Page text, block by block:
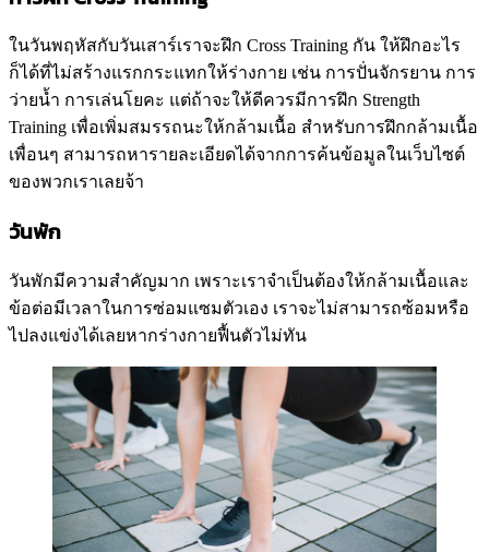
ในวันพฤหัสกับวันเสาร์เราจะฝึก Cross Training กัน ให้ฝึกอะไร
ก็ได้ที่ไม่สร้างแรกกระแทกให้ร่างกาย เช่น การปั่นจักรยาน การ
ว่ายน้ำ การเล่นโยคะ แต่ถ้าจะให้ดีควรมีการฝึก Strength
Training เพื่อเพิ่มสมรรถนะให้กล้ามเนื้อ สำหรับการฝึกกล้ามเนื้อ
เพื่อนๆ สามารถหารายละเอียดได้จากการค้นข้อมูลในเว็บไซต์
ของพวกเราเลยจ้า
วันพัก
วันพักมีความสำคัญมาก เพราะเราจำเป็นต้องให้กล้ามเนื้อและ
ข้อต่อมีเวลาในการซ่อมแซมตัวเอง เราจะไม่สามารถซ้อมหรือ
ไปลงแข่งได้เลยหากร่างกายฟื้นตัวไม่ทัน